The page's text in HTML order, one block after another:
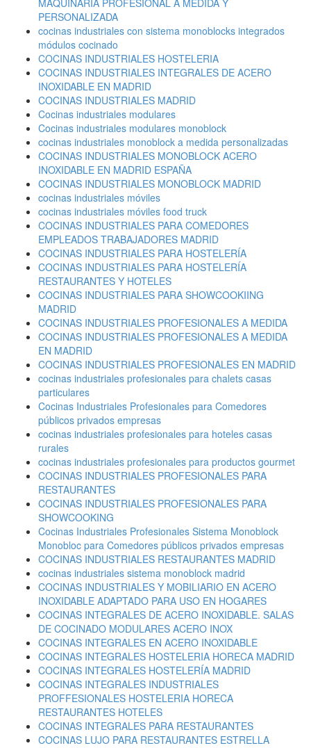
MAQUINARIA PROFESIONAL A MEDIDA Y
PERSONALIZADA
cocinas industriales con sistema monoblocks integrados
módulos cocinado
COCINAS INDUSTRIALES HOSTELERIA
COCINAS INDUSTRIALES INTEGRALES DE ACERO
INOXIDABLE EN MADRID
COCINAS INDUSTRIALES MADRID
Cocinas industriales modulares
Cocinas industriales modulares monoblock
cocinas industriales monoblock a medida personalizadas
COCINAS INDUSTRIALES MONOBLOCK ACERO
INOXIDABLE EN MADRID ESPAÑA
COCINAS INDUSTRIALES MONOBLOCK MADRID
cocinas industriales móviles
cocinas industriales móviles food truck
COCINAS INDUSTRIALES PARA COMEDORES
EMPLEADOS TRABAJADORES MADRID
COCINAS INDUSTRIALES PARA HOSTELERÍA
COCINAS INDUSTRIALES PARA HOSTELERÍA
RESTAURANTES Y HOTELES
COCINAS INDUSTRIALES PARA SHOWCOOKIING
MADRID
COCINAS INDUSTRIALES PROFESIONALES A MEDIDA
COCINAS INDUSTRIALES PROFESIONALES A MEDIDA
EN MADRID
COCINAS INDUSTRIALES PROFESIONALES EN MADRID
cocinas industriales profesionales para chalets casas
particulares
Cocinas Industriales Profesionales para Comedores
públicos privados empresas
cocinas industriales profesionales para hoteles casas
rurales
cocinas industriales profesionales para productos gourmet
COCINAS INDUSTRIALES PROFESIONALES PARA
RESTAURANTES
COCINAS INDUSTRIALES PROFESIONALES PARA
SHOWCOOKING
Cocinas Industriales Profesionales Sistema Monoblock
Monobloc para Comedores públicos privados empresas
COCINAS INDUSTRIALES RESTAURANTES MADRID
cocinas industriales sistema monoblock madrid
COCINAS INDUSTRIALES Y MOBILIARIO EN ACERO
INOXIDABLE ADAPTADO PARA USO EN HOGARES
COCINAS INTEGRALES DE ACERO INOXIDABLE. SALAS
DE COCINADO MODULARES ACERO INOX
COCINAS INTEGRALES EN ACERO INOXIDABLE
COCINAS INTEGRALES HOSTELERIA HORECA MADRID
COCINAS INTEGRALES HOSTELERÍA MADRID
COCINAS INTEGRALES INDUSTRIALES
PROFFESIONALES HOSTELERIA HORECA
RESTAURANTES HOTELES
COCINAS INTEGRALES PARA RESTAURANTES
COCINAS LUJO PARA RESTAURANTES ESTRELLA